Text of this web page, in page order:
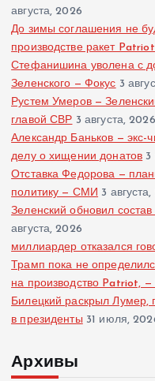
августа, 2026
До зимы соглашения не
производстве ракет
Стефанишина уволена с
Зеленского — Фокус 3
Рустем Умеров —
главой СВР 3 августа, 2026
Александр Баньков —
делу о хищении донатов 3
Отставка Федорова —
политику — СМИ 3
Зеленский обновил
августа, 2026
миллиардер отказался
Трамп пока не
на производство Patriot, —
Билецкий раскрыл Лумер,
в президенты 31 июля,
Архивы